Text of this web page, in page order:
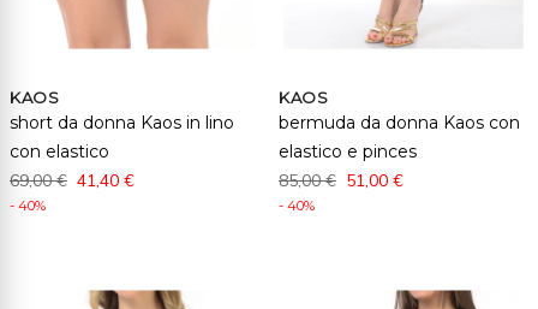
KAOS
short da donna Kaos in lino
con elastico
69,00 € 41,40 €
- 40%
KAOS
bermuda da donna Kaos con
elastico e pinces
85,00 € 51,00 €
- 40%